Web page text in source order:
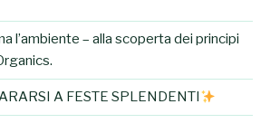
l’ambiente – alla scoperta dei principi
A FESTE SPLENDENTI